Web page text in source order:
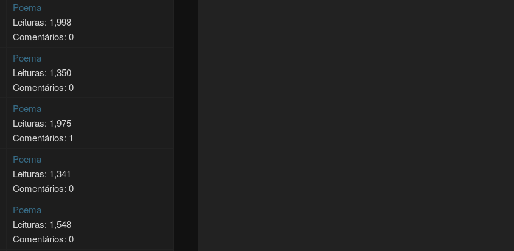
Poema
Leituras: 1,998
Comentários: 0
Poema
Leituras: 1,350
Comentários: 0
Poema
Leituras: 1,975
Comentários: 1
Poema
Leituras: 1,341
Comentários: 0
Poema
Leituras: 1,548
Comentários: 0